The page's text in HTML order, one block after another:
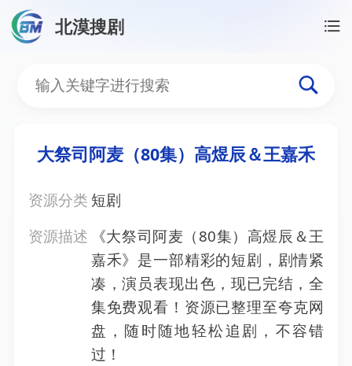
北漠搜剧
大祭司阿麦（80集）高煜
大祭司阿麦（80集）高煜辰＆王嘉禾
资源分类 短剧
资源描述
《大祭司阿麦（80集）高煜辰＆王
嘉禾》是一部精彩的短剧，剧情紧
凑，演员表现出色，现已完结，全
集免费观看！资源已整理至夸克网
盘，随时随地轻松追剧，不容错
过！